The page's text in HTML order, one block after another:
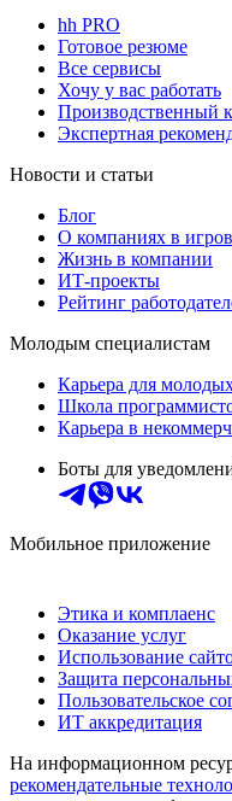
hh PRO
Готовое резюме
Все сервисы
Хочу у вас работать
Производственный
Экспертная
Новости и статьи
Блог
О компаниях в
Жизнь в компании
ИТ-проекты
Рейтинг
Молодым специалистам
Карьера для
Школа
Карьера в
Боты для
Мобильное приложение
Этика и комплаенс
Оказание услуг
Использование
Защита
Пользовательское
ИТ аккредитация
На информационном
рекомендательные